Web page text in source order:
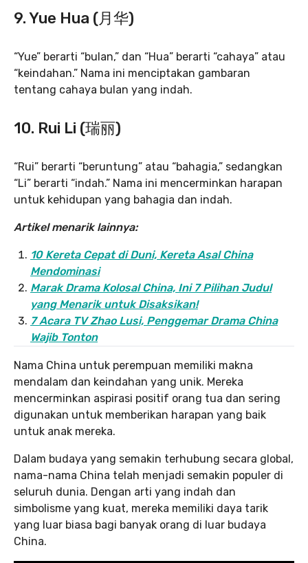
9.Yue Hua (月华)
“Yue” berarti “bulan,” dan “Hua” berarti “cahaya” atau
“keindahan.” Nama ini menciptakan gambaran
tentang cahaya bulan yang indah.
10. Rui Li (瑞丽)
“Rui” berarti “beruntung” atau “bahagia,” sedangkan
“Li” berarti “indah.” Nama ini mencerminkan harapan
untuk kehidupan yang bahagia dan indah.
Artikel menarik lainnya:
10 Kereta Cepat di Duni, Kereta Asal China
Mendominasi
Marak Drama Kolosal China, Ini 7 Pilihan Judul
yang Menarik untuk Disaksikan!
7 Acara TV Zhao Lusi, Penggemar Drama China
Wajib Tonton
Nama China untuk perempuan memiliki makna
mendalam dan keindahan yang unik. Mereka
mencerminkan aspirasi positif orang tua dan sering
digunakan untuk memberikan harapan yang baik
untuk anak mereka.
Dalam budaya yang semakin terhubung secara global,
nama-nama China telah menjadi semakin populer di
seluruh dunia. Dengan arti yang indah dan
simbolisme yang kuat, mereka memiliki daya tarik
yang luar biasa bagi banyak orang di luar budaya
China.